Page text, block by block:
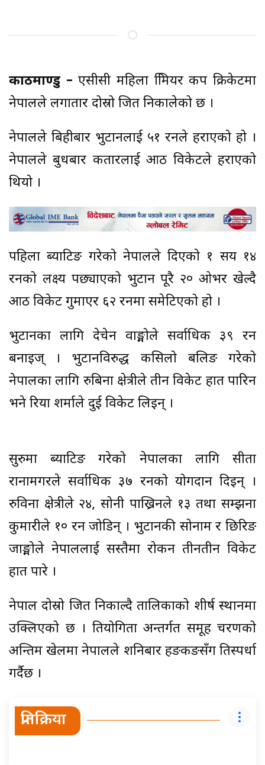
काठमाण्डु – एसीसी महिला प्रिमियर कप क्रिकेटमा
नेपालले लगातार दोस्रो जित निकालेको छ ।
नेपालले बिहीबार भुटानलाई ५१ रनले हराएको हो ।
नेपालले बुधबार कतारलाई आठ विकेटले हराएको
थियो ।
पहिला ब्याटिङ गरेको नेपालले दिएको १ सय १४
रनको लक्ष्य पछ्याएको भुटान पूरै २० ओभर खेल्दै
आठ विकेट गुमाएर ६२ रनमा समेटिएको हो ।
भुटानका लागि देचेन वाङ्मोले सर्वाधिक ३९ रन
बनाइज् । भुटानविरुद्ध कसिलो बलिङ गरेको
नेपालका लागि रुबिना क्षेत्रीले तीन विकेट हात पारिन
भने रिया शर्माले दुई विकेट लिइन् ।
सुरुमा ब्याटिङ गरेको नेपालका लागि सीता
रानामगरले सर्वाधिक ३७ रनको योगदान दिइन् ।
रुविना क्षेत्रीले २४, सोनी पाख्रिनले १३ तथा सम्झना
कुमारीले १० रन जोडिन् । भुटानकी सोनाम र छिरिङ
जाङ्मोले नेपाललाई सस्तैमा रोकन तीनतीन विकेट
हात पारे ।
नेपाल दोस्रो जित निकाल्दै तालिकाको शीर्ष स्थानमा
उक्लिएको छ । प्रतियोगिता अन्तर्गत समूह चरणको
अन्तिम खेलमा नेपालले शनिबार हङकङसँग प्रतिस्पर्धा
गर्दैछ ।
प्रतिक्रिया